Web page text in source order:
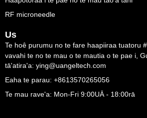
RF microneedle
Us
Te hoê purumu no te fare haapiiraa tuatoru
vavahi te no te mau o te mautia o te pae i,
tā'atira'a: ying@uangeltech.com
Eaha te parau: +8613570265056
Te mau rave'a: Mon-Fri 9:00UĀ - 18:00rā